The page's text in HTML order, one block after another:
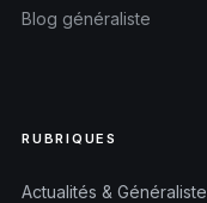
Blog généraliste
RUBRIQUES
Actualités & Généraliste